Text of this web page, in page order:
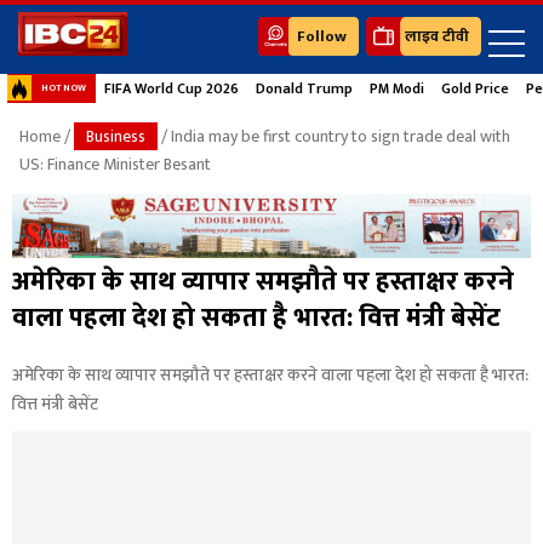
Follow लाइव टीवी
HOT NOW FIFA World Cup 2026 Donald Trump PM Modi Gold Price
Home/ Business
/ India may be first country to sign trade deal with
US: Finance Minister Besant
अमेरिका के साथ व्यापार समझौते पर हस्ताक्षर करने
वाला पहला देश हो सकता है भारत: वित्त मंत्री बेसेंट
अमेरिका के साथ व्यापार समझौते पर हस्ताक्षर करने वाला पहला देश हो सकता है भारत:
वित्त मंत्री बेसेंट